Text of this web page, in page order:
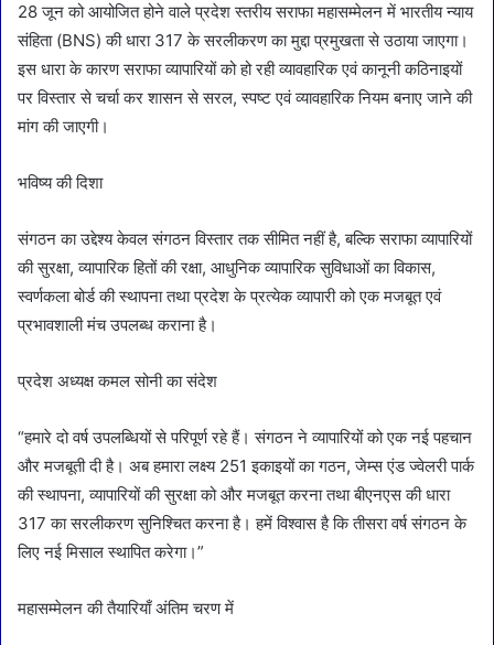
28 जून को आयोजित होने वाले प्रदेश स्तरीय सराफा महासम्मेलन में भारतीय न्याय
संहिता (BNS) की धारा 317 के सरलीकरण का मुद्दा प्रमुखता से उठाया जाएगा।
इस धारा के कारण सराफा व्यापारियों को हो रही व्यावहारिक एवं कानूनी कठिनाइयों
पर विस्तार से चर्चा कर शासन से सरल, स्पष्ट एवं व्यावहारिक नियम बनाए जाने की
मांग की जाएगी।
भविष्य की दिशा
संगठन का उद्देश्य केवल संगठन विस्तार तक सीमित नहीं है, बल्कि सराफा व्यापारियों
की सुरक्षा, व्यापारिक हितों की रक्षा, आधुनिक व्यापारिक सुविधाओं का विकास,
स्वर्णकला बोर्ड की स्थापना तथा प्रदेश के प्रत्येक व्यापारी को एक मजबूत एवं
प्रभावशाली मंच उपलब्ध कराना है।
प्रदेश अध्यक्ष कमल सोनी का संदेश
“हमारे दो वर्ष उपलब्धियों से परिपूर्ण रहे हैं। संगठन ने व्यापारियों को एक नई पहचान
और मजबूती दी है। अब हमारा लक्ष्य 251 इकाइयों का गठन, जेम्स एंड ज्वेलरी पार्क
की स्थापना, व्यापारियों की सुरक्षा को और मजबूत करना तथा बीएनएस की धारा
317 का सरलीकरण सुनिश्चित करना है। हमें विश्वास है कि तीसरा वर्ष संगठन के
लिए नई मिसाल स्थापित करेगा।”
महासम्मेलन की तैयारियाँ अंतिम चरण में